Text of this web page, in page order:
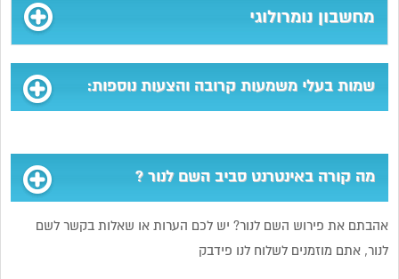
מחשבון נומרולוגי
שמות בעלי משמעות קרובה והצעות נוספות:
מה קורה באינטרנט סביב השם לנור ?
אהבתם את פירוש השם לנור? יש לכם הערות או שאלות בקשר לשם
לנור, אתם מוזמנים לשלוח לנו פידבק